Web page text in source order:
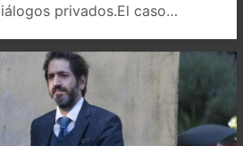
privados.El caso…